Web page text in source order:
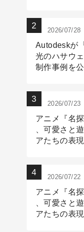
2026/07/28
Autodeskが
光のハサウ
制作事例を
2026/07/23
アニメ『名
、可愛さと
アたちの表
2026/07/22
アニメ『名
、可愛さと
アたちの表